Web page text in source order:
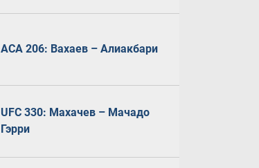
ACA 206: Вахаев – Алиакбари
UFC 330: Махачев – Мачадо
Гэрри